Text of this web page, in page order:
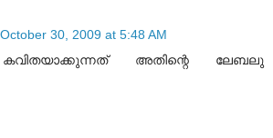
October 30, 2009 at 5:48 AM
അതിന്റെ ലേബലു